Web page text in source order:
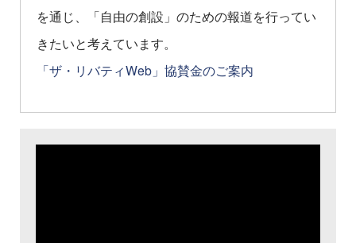
を通じ、「自由の創設」のための報道を行ってい
きたいと考えています。
「ザ・リバティWeb」協賛金のご案内